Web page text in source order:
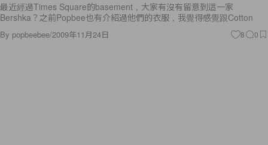
最近經過Times Square的basement，大家有沒有留意到這一家
Bershka？之前Popbee也有介紹過他們的衣服，我覺得感覺跟Cotton
By popbeebee/2009年11月24日 8 0